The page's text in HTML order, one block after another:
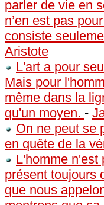
parler de vie en
n’en est pas
consiste
Aristote
L'art a pour
Mais pour
même dans la
qu'un moyen. -
On ne peut se
en quête de la
L'homme n'est
présent toujours
que nous